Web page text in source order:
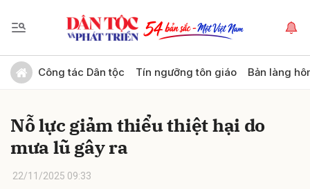
Công tác Dân tộc Tín ngưỡng tôn giáo Bản làng
Nỗ lực giảm thiểu thiệt hại do
mưa lũ gây ra
22/11/2025 09:33
Gửi bình luận